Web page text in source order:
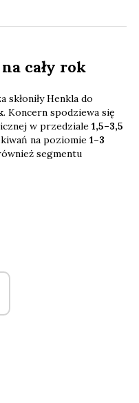
cały rok
Henkla do
. Koncern spodziewa się
w przedziale 1,5–3,5
na poziomie 1–3
segmentu